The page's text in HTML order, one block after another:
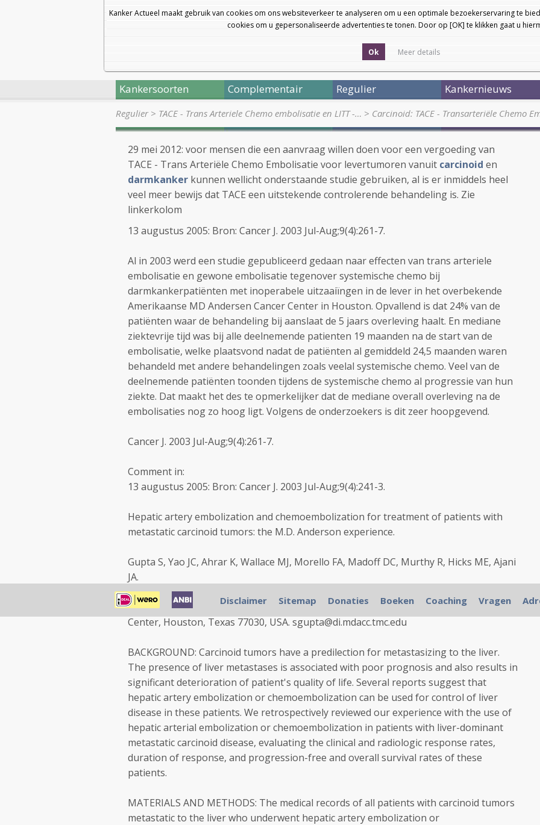
Kanker Actueel maakt gebruik van cookies om ons websiteverkeer te analyseren om u een optimale bezoekerservaring te
cookies om u gepersonaliseerde advertenties te tonen. Door op [OK] te klikken gaat u
Ok Meer details
Kankersoorten Complementair Regulier Kankernieuws
Regulier> TACE - Trans Arteriele Chemo embolisatie en LITT -… > Carcinoid: TACE - Transarteriële Chemo
29 mei 2012: voor mensen die een aanvraag willen doen voor een vergoeding van
TACE - Trans Arteriële Chemo Embolisatie voor levertumoren vanuit carcinoid en
darmkanker kunnen wellicht onderstaande studie gebruiken, al is er inmiddels heel
veel meer bewijs dat TACE een uitstekende controlerende behandeling is. Zie
linkerkolom
13 augustus 2005: Bron: Cancer J. 2003 Jul-Aug;9(4):261-7.
Al in 2003 werd een studie gepubliceerd gedaan naar effecten van trans arteriele
embolisatie en gewone embolisatie tegenover systemische chemo bij
darmkankerpatiënten met inoperabele uitzaaiïngen in de lever in het overbekende
Amerikaanse MD Andersen Cancer Center in Houston. Opvallend is dat 24% van de
patiënten waar de behandeling bij aanslaat de 5 jaars overleving haalt. En mediane
ziektevrije tijd was bij alle deelnemende patienten 19 maanden na de start van de
embolisatie, welke plaatsvond nadat de patiënten al gemiddeld 24,5 maanden waren
behandeld met andere behandelingen zoals veelal systemische chemo. Veel van de
deelnemende patiënten toonden tijdens de systemische chemo al progressie van hun
ziekte. Dat maakt het des te opmerkelijker dat de mediane overall overleving na de
embolisaties nog zo hoog ligt. Volgens de onderzoekers is dit zeer hoopgevend.
Cancer J. 2003 Jul-Aug;9(4):261-7.
Comment in:
13 augustus 2005: Bron: Cancer J. 2003 Jul-Aug;9(4):241-3.
Hepatic artery embolization and chemoembolization for treatment of patients with
metastatic carcinoid tumors: the M.D. Anderson experience.
Gupta S, Yao JC, Ahrar K, Wallace MJ, Morello FA, Madoff DC, Murthy R, Hicks ME, Ajani
JA.
Department of Diagnostic Radiology, The University of Texas M.D. Anderson Cancer
Center, Houston, Texas 77030, USA. sgupta@di.mdacc.tmc.edu
BACKGROUND: Carcinoid tumors have a predilection for metastasizing to the liver.
The presence of liver metastases is associated with poor prognosis and also results in
significant deterioration of patient's quality of life. Several reports suggest that
hepatic artery embolization or chemoembolization can be used for control of liver
disease in these patients. We retrospectively reviewed our experience with the use of
hepatic arterial embolization or chemoembolization in patients with liver-dominant
metastatic carcinoid disease, evaluating the clinical and radiologic response rates,
duration of response, and progression-free and overall survival rates of these
patients.
MATERIALS AND METHODS: The medical records of all patients with carcinoid tumors
metastatic to the liver who underwent hepatic artery embolization or
Disclaimer Sitemap Donaties Boeken Coaching Vragen